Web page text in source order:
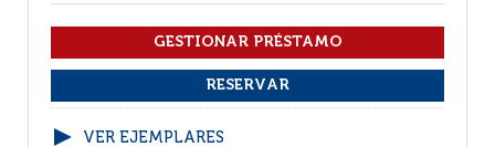
VER EJEMPLARES